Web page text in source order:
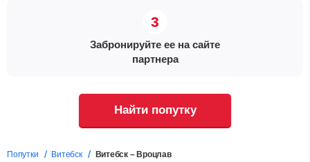
Забронируйте ее на сайте
партнера
Найти попутку
Попутки Витебск Витебск – Вроцлав